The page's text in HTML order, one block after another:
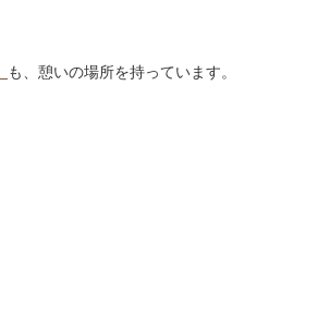
も、憩いの場所を持っています。